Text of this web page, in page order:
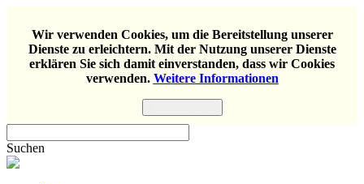
Wir verwenden Cookies, um die Bereitstellung unserer
Dienste zu erleichtern. Mit der Nutzung unserer Dienste
erklären Sie sich damit einverstanden, dass wir Cookies
verwenden. Weitere Informationen
Suchen